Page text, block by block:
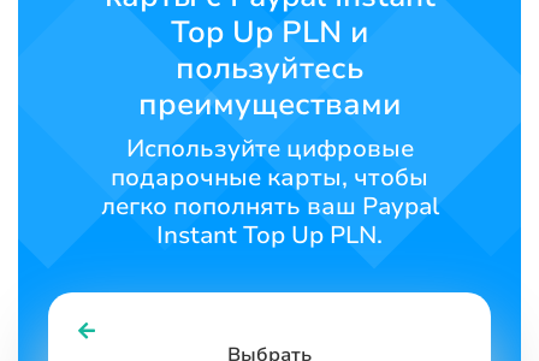
SIGN UP
Top Up PLN и
пользуйтесь
преимуществами
Используйте цифровые
подарочные карты, чтобы
легко пополнять ваш Paypal
Instant Top Up PLN.
Выбрать